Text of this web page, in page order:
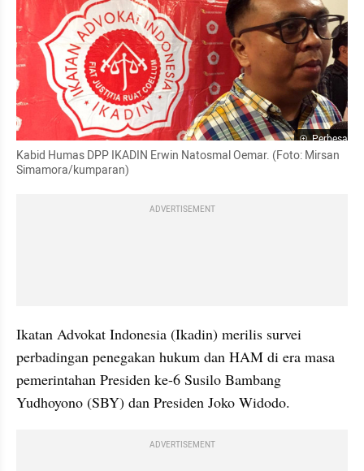
Perbesar
Kabid Humas DPP IKADIN Erwin Natosmal Oemar. (Foto: Mirsan
Simamora/kumparan)
ADVERTISEMENT
Ikatan Advokat Indonesia (Ikadin) merilis survei
perbadingan penegakan hukum dan HAM di era masa
pemerintahan Presiden ke-6 Susilo Bambang
Yudhoyono (SBY) dan Presiden Joko Widodo.
ADVERTISEMENT